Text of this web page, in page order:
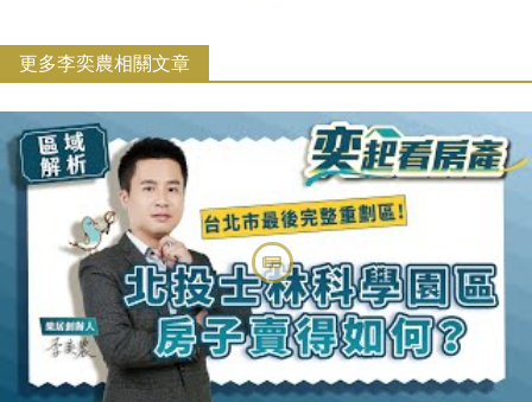
更多李奕農相關文章